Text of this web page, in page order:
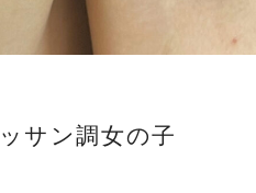
サン調女の子